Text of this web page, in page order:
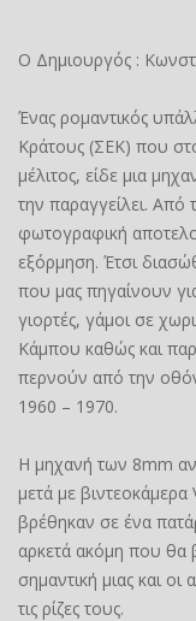
Ο Δημιουργός :
Ένας ρομαντικός
Κράτους (ΣΕΚ) που
μέλιτος, είδε μια
την παραγγείλει. Από
φωτογραφική
εξόρμηση. Έτσι
που μας πηγαίνουν
γιορτές, γάμοι σε
Κάμπου καθώς και
περνούν από την
1960 – 1970.
Η μηχανή των 8mm
μετά με
βρέθηκαν σε ένα
αρκετά ακόμη που θα
σημαντική μιας και
τις ρίζες τους.